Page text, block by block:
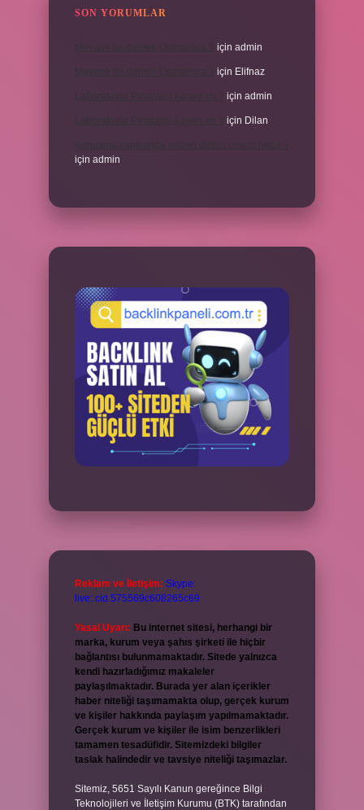
SON YORUMLAR
için admin
için Elifnaz
için admin
için Dilan
için admin
Reklam ve İletişim: Skype:
live:.cid.575569c608265c69
Yasal Uyarı: Bu internet sitesi, herhangi bir
marka, kurum veya şahıs şirketi ile hiçbir
bağlantısı bulunmamaktadır. Sitede yalnızca
kendi hazırladığımız makaleler
paylaşılmaktadır. Burada yer alan içerikler
haber niteliği taşımamakta olup, gerçek kurum
ve kişiler hakkında paylaşım yapılmamaktadır.
Gerçek kurum ve kişiler ile isim benzerlikleri
tamamen tesadüfidir. Sitemizdeki bilgiler
taslak halindedir ve tavsiye niteliği taşımazlar.
Sitemiz, 5651 Sayılı Kanun gereğince Bilgi
Teknolojileri ve İletişim Kurumu (BTK) tarafından